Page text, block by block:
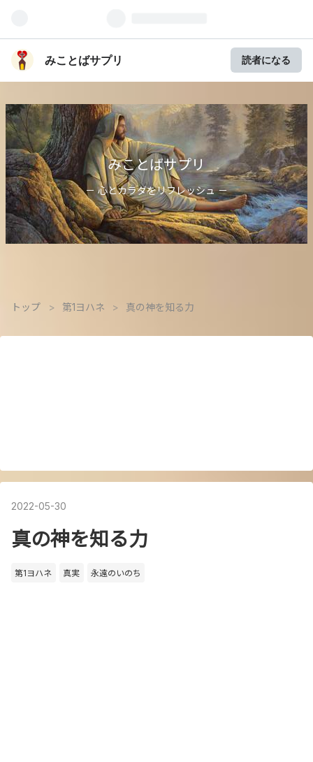
みことばサプリ 読者になる
みことばサプリ
－ 心とカラダをリフレッシュ －
トップ > 第1ヨハネ > 真の神を知る力
2022-05-30
真の神を知る力
第1ヨハネ 真実 永遠のいのち